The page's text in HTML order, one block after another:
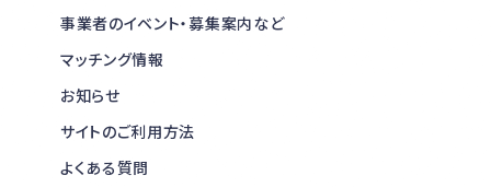
事業者のイベント・募集案内など
マッチング情報
お知らせ
サイトのご利用方法
よくある質問